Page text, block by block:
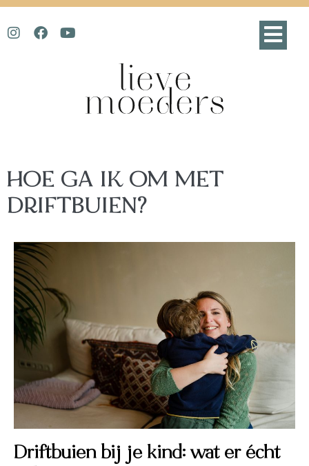
HOE GA IK OM MET
DRIFTBUIEN?
Driftbuien bij je kind: wat er écht